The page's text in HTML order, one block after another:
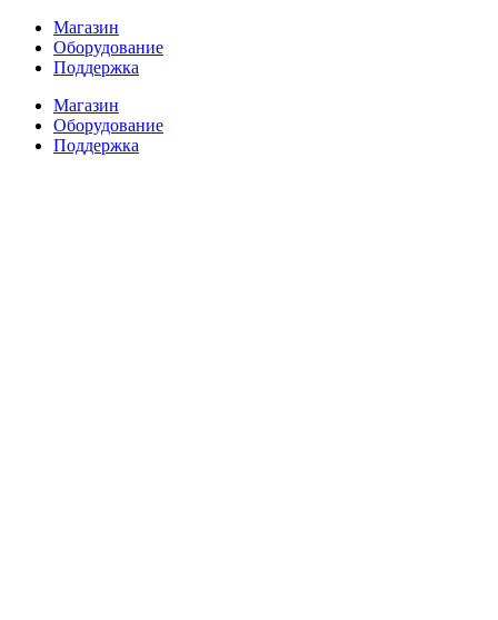
Перейти
содержимому
Магазин
Оборудование
Поддержка
Магазин
Оборудование
Поддержка